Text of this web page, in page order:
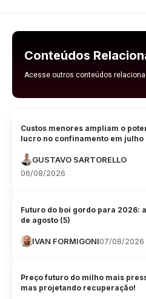
Conteúdos
Acesse outros conteúdos
Custos menores ampliam o
lucro no confinamento em julho
GUSTAVO SARTORELLO
06/08/2026
Futuro do boi gordo para 2026:
de agosto (5)
IVAN FORMIGONI07/08/2026
Preço futuro do milho mais
mas projetando recuperação!